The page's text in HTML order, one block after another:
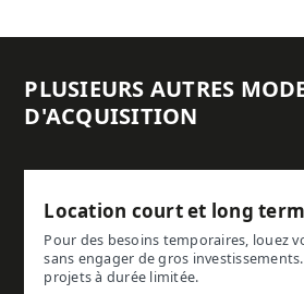
PLUSIEURS AUTRES
D'ACQUISITION
Location court et long
Pour des besoins temporaires, louez
sans engager de gros
projets à durée limitée.